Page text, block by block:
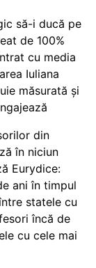
să-i ducă pe
de 100%
cu media
Iuliana
măsurată și
din
în niciun
Eurydice:
ani în timpul
statele cu
încă de
cu cele mai